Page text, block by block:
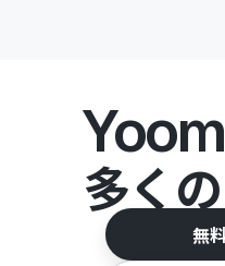
Yoom
多く
無